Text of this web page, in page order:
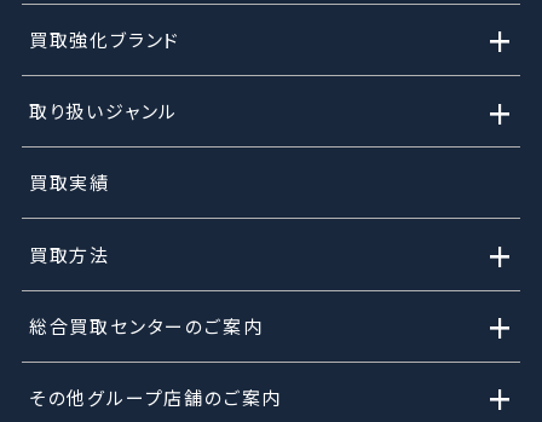
買取強化ブランド +
取り扱いジャンル +
買取実績
買取方法 +
総合買取センターのご案内 +
その他グループ店舗のご案内 +